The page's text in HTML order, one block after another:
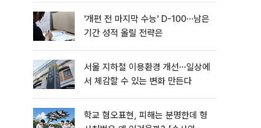
'개편 전 마지막 수능' D-100⋯남은
기간 성적 올릴 전략은
서울 지하철 이용환경 개선⋯일상에
서 체감할 수 있는 변화 만든다
학교 혐오표현, 피해는 분명한데 형